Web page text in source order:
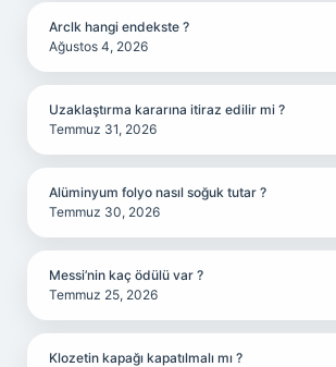
Arclk hangi endekste ?
Ağustos 4, 2026
Uzaklaştırma kararına itiraz edilir mi ?
Temmuz 31, 2026
Alüminyum folyo nasıl soğuk tutar ?
Temmuz 30, 2026
Messi’nin kaç ödülü var ?
Temmuz 25, 2026
Klozetin kapağı kapatılmalı mı ?